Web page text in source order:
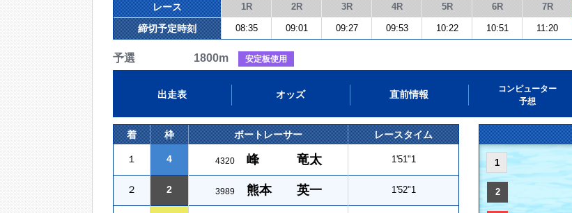
レース 1R 2R 3R 4R 5R 6R 7R
締切予定時刻 08:35 09:01 09:27 09:53 10:22 10:51 11:20
予選 1800m 安定板使用
出走表 オッズ 直前情報
コンピューター
予想
着 枠 ボートレーサー レースタイム
１ 4 4320 峰 竜太 1'51"1
２ 2 3989 熊本 英一 1'52"1
1
2